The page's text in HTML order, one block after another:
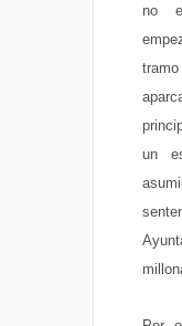
no
un